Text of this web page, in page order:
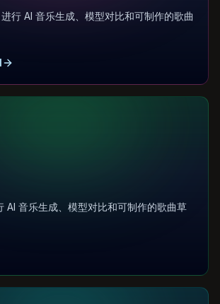
行 AI 音乐生成、模型对比和可制作的歌曲
AI 音乐生成、模型对比和可制作的歌曲草